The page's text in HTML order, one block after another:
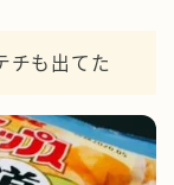
チも出てた